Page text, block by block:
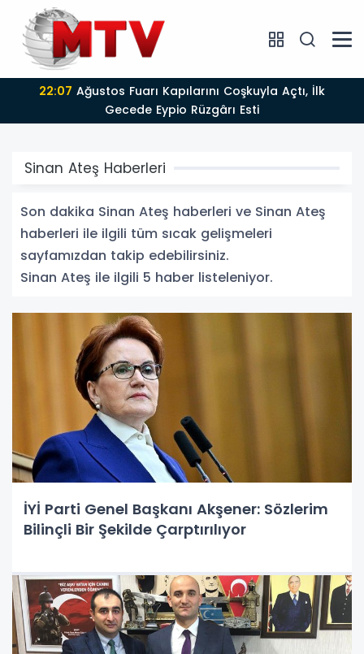
22:07
Gecede Eypio Rüzgârı Esti
Sinan Ateş Haberleri
Son dakika Sinan Ateş haberleri ve Sinan Ateş
haberleri ile ilgili tüm sıcak gelişmeleri
sayfamızdan takip edebilirsiniz.
Sinan Ateş ile ilgili 5 haber listeleniyor.
İYİ Parti Genel Başkanı Akşener: Sözlerim
Bilinçli Bir Şekilde Çarptırılıyor